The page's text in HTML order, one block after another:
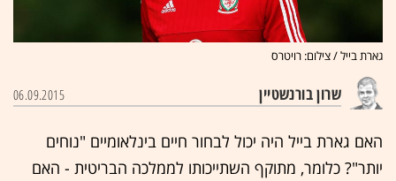
גארת בייל / צילום: רויטרס
שרון בורנשטיין 06.09.2015
האם גארת בייל היה יכול לבחור חיים בינלאומיים "נוחים
יותר"? כלומר, מתוקף השתייכותו לממלכה הבריטית - האם